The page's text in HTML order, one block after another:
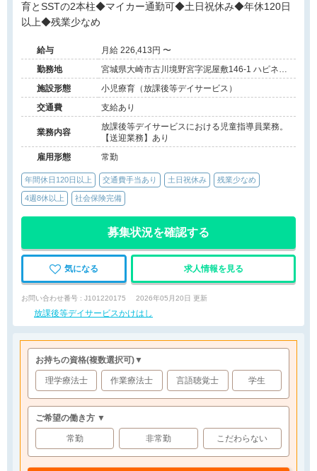
育とSSTの2本柱◆マイカー通勤可◆土日祝休み◆年休120日
以上◆残業少なめ
給与
月給 226,413円 〜
勤務地
宮城県大崎市古川境野宮字泥屋敷146-1 ハピネス
別館
施設形態
小児療育（放課後等デイサービス）
交通費
支給あり
業務内容
放課後等デイサービスにおける児童指導員業務。
【送迎業務】あり
雇用形態
常勤
年間休日120日以上 交通費手当あり 土日祝休み 残業少なめ
4週8休以上 社会保険完備
募集状況を確認する
気になる 求人情報を見る
お問い合わせ番号 : J101220175 2026年05月20日 更新
放課後等デイサービスかけはし
お持ちの資格(複数選択可)▼
理学療法士 作業療法士 言語聴覚士 学生
ご希望の働き方 ▼
常勤 非常勤 こだわらない